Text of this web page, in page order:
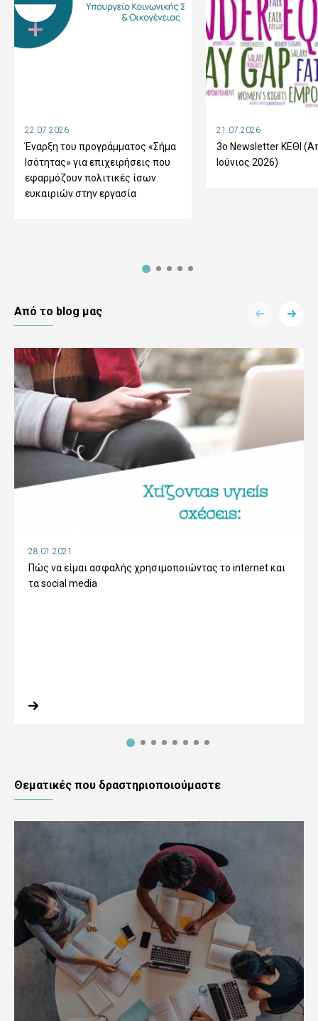
22.07.2026
Έναρξη του προγράμματος «Σήμα
Ισότητας» για επιχειρήσεις που
εφαρμόζουν πολιτικές ίσων
ευκαιριών στην εργασία
21.07.2026
3ο Newsletter ΚΕΘΙ
Ιούνιος 2026)
Aπό το blog μας
28.01.2021
Πώς να είμαι ασφαλής χρησιμοποιώντας το internet και
τα social media
Θεματικές που δραστηριοποιούμαστε